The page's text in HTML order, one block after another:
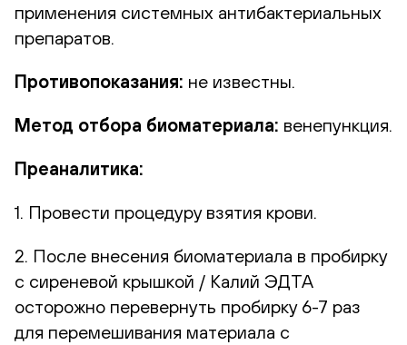
применения системных антибактериальных
препаратов.
Противопоказания: не известны.
Метод отбора биоматериала: венепункция.
Преаналитика:
1. Провести процедуру взятия крови.
2. После внесения биоматериала в пробирку
с сиреневой крышкой / Калий ЭДТА
осторожно перевернуть пробирку 6-7 раз
для перемешивания материала с